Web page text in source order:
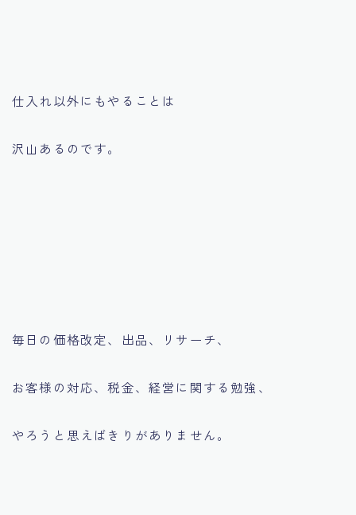
仕入れ以外にもやることは
沢山あるのです。
毎日の価格改定、出品、リサーチ、
お客様の対応、税金、経営に関する勉強、
やろうと思えばきりがありません。